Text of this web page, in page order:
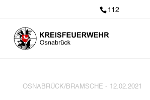
112
OSNABRÜCK/BRAMSCHE - 12.02.2021